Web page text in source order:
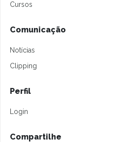
Cursos
Comunicação
Notícias
Clipping
Perfil
Login
Compartilhe